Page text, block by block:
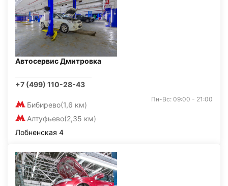
Автосервис Дмитровка
+7 (499) 110-28-43
Бибирево(1,6 км)
Алтуфьево(2,35 км)
Пн-Вс: 09:00 - 21:00
Лобненская 4